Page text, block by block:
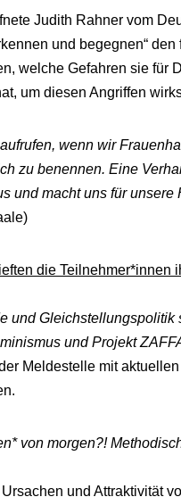
Judith Rahner vom
und begegnen“
welche Gefahren sie für
um diesen Angriffen
wenn wir
zu benennen. Eine
und macht uns für
die
und
und Projekt
Meldestelle mit
von morgen?!
und Attraktivität